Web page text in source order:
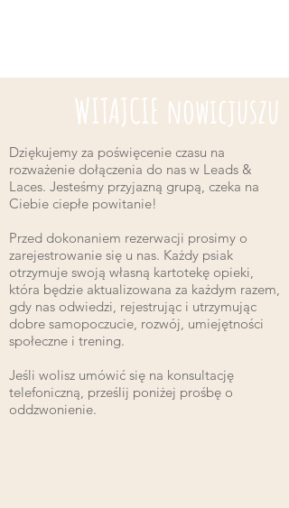
WITAJCIE nowicjuszu
Dziękujemy za poświęcenie czasu na
rozważenie dołączenia do nas w Leads &
Laces. Jesteśmy przyjazną grupą, czeka na
Ciebie ciepłe powitanie!
Przed dokonaniem rezerwacji prosimy o
zarejestrowanie się u nas. Każdy psiak
otrzymuje swoją własną kartotekę opieki,
która będzie aktualizowana za każdym razem,
gdy nas odwiedzi, rejestrując i utrzymując
dobre samopoczucie, rozwój, umiejętności
społeczne i trening.
Jeśli wolisz umówić się na konsultację
telefoniczną, prześlij poniżej prośbę o
oddzwonienie.